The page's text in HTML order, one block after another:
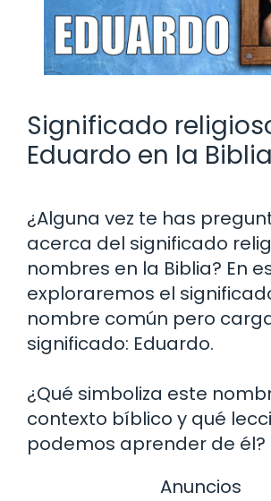
Significado
Eduardo en la Biblia
¿Alguna vez te has
acerca del significado
nombres en la Biblia? En
exploraremos el
nombre común pero
significado: Eduardo.
¿Qué simboliza este
contexto bíblico y qué
podemos aprender de él?
Anuncios